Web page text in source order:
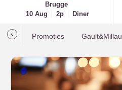
Brugge
10 Aug
2p Diner
Promoties Gault&Millau